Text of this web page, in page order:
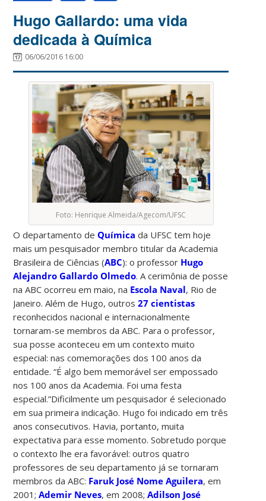
Hugo Gallardo: uma vida
dedicada à Química
06/06/2016 16:00
Foto: Henrique Almeida/Agecom/UFSC
O departamento deQuímica da UFSC tem hoje
mais um pesquisador membro titular da Academia
Brasileira de Ciências (ABC): o professor Hugo
Alejandro Gallardo Olmedo. A cerimônia de posse
na ABC ocorreu em maio, na Escola Naval, Rio de
Janeiro. Além de Hugo, outros27 cientistas
reconhecidos nacional e internacionalmente
tornaram-se membros da ABC. Para o professor,
sua posse aconteceu em um contexto muito
especial: nas comemorações dos 100 anos da
entidade. “É algo bem memorável ser empossado
nos 100 anos da Academia. Foi uma festa
especial.”Dificilmente um pesquisador é selecionado
em sua primeira indicação. Hugo foi indicado em três
anos consecutivos. Havia, portanto, muita
expectativa para esse momento. Sobretudo porque
o contexto lhe era favorável: outros quatro
professores de seu departamento já se tornaram
membros da ABC: Faruk José Nome Aguilera, em
2001;Ademir Neves, em 2008;Adilson José